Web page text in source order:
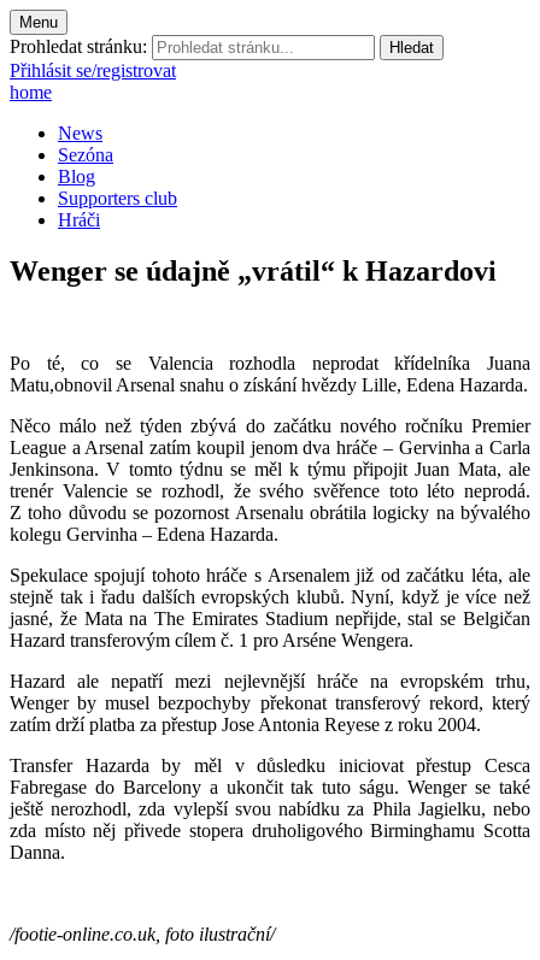
Menu
Prohledat stránku:
Přihlásit se/registrovat
home
News
Sezóna
Blog
Supporters club
Hráči
Wenger se údajně „vrátil“ k Hazardovi
Po té, co se Valencia rozhodla neprodat křídelníka Juana
Matu,obnovil Arsenal snahu o získání hvězdy Lille, Edena Hazarda.
Něco málo než týden zbývá do začátku nového ročníku Premier
League a Arsenal zatím koupil jenom dva hráče – Gervinha a Carla
Jenkinsona. V tomto týdnu se měl k týmu připojit Juan Mata, ale
trenér Valencie se rozhodl, že svého svěřence toto léto neprodá.
Z toho důvodu se pozornost Arsenalu obrátila logicky na bývalého
kolegu Gervinha – Edena Hazarda.
Spekulace spojují tohoto hráče s Arsenalem již od začátku léta, ale
stejně tak i řadu dalších evropských klubů. Nyní, když je více než
jasné, že Mata na The Emirates Stadium nepřijde, stal se Belgičan
Hazard transferovým cílem č. 1 pro Arséne Wengera.
Hazard ale nepatří mezi nejlevnější hráče na evropském trhu,
Wenger by musel bezpochyby překonat transferový rekord, který
zatím drží platba za přestup Jose Antonia Reyese z roku 2004.
Transfer Hazarda by měl v důsledku iniciovat přestup Cesca
Fabregase do Barcelony a ukončit tak tuto ságu. Wenger se také
ještě nerozhodl, zda vylepší svou nabídku za Phila Jagielku, nebo
zda místo něj přivede stopera druholigového Birminghamu Scotta
Danna.
/footie-online.co.uk, foto ilustrační/